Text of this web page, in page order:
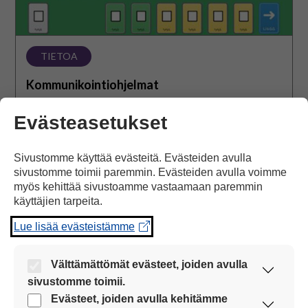
TIETOA
Kommunikointiohjelmat
ominaisuuksista.
Avaa teema
Apuvälineiden
ohjaintavat
Evästeasetukset
Sivustomme käyttää evästeitä. Evästeiden avulla
sivustomme toimii paremmin. Evästeiden avulla voimme
myös kehittää sivustoamme vastaamaan paremmin
käyttäjien tarpeita.
Lue lisää evästeistämme
Välttämättömät evästeet, joiden avulla
sivustomme toimii.
Nämä evästeet ovat aina käytössä, jotta
Evästeet, joiden avulla kehitämme